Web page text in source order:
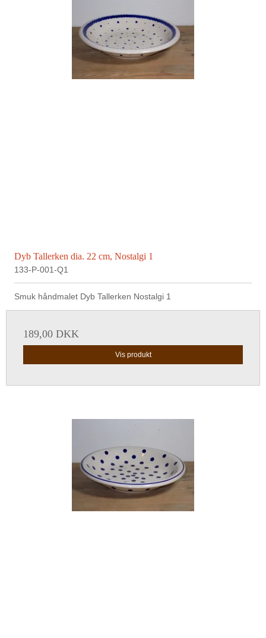
Dyb Tallerken dia. 22 cm, Nostalgi 1
133-P-001-Q1
Smuk håndmalet Dyb Tallerken Nostalgi 1
189,00 DKK
Vis produkt